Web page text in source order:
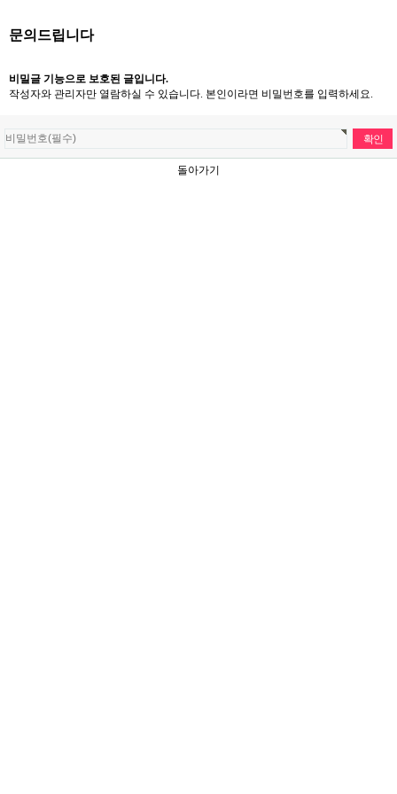
문의드립니다
비밀글 기능으로 보호된 글입니다.
작성자와 관리자만 열람하실 수 있습니다. 본인이라면 비밀번호를 입력하세요.
돌아가기